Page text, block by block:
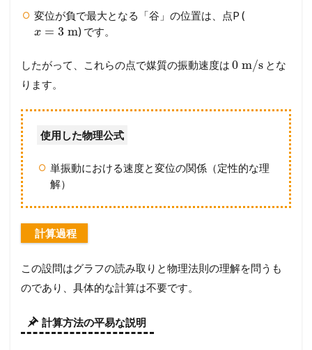
変位が負で最大となる「谷」の位置は、点P (
x = 3m) です。
したがって、これらの点で媒質の振動速度は 0 m/s とな
ります。
使用した物理公式
単振動における速度と変位の関係（定性的な理
解）
計算過程
この設問はグラフの読み取りと物理法則の理解を問うも
のであり、具体的な計算は不要です。
計算方法の平易な説明